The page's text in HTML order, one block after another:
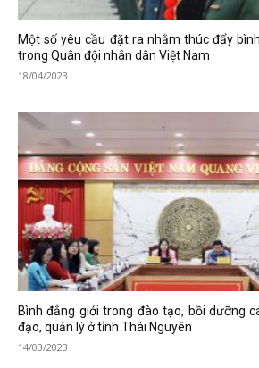
Một số yêu cầu đặt ra nhằm thúc đẩy
trong Quân đội nhân dân Việt Nam
18/04/2023
Bình đẳng giới trong đào tạo, bồi dưỡng
đạo, quản lý ở tỉnh Thái Nguyên
14/03/2023